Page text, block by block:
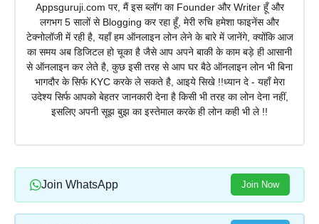
Appsguruji.com पर, मैं इस ब्लॉग का Founder और Writer हूँ और
लगभग 5 सालों से Blogging कर रहा हूँ, मेरी रुचि हमेशा फाइनेंस और
टेक्नोलॉजी में रही है, यहाँ हम ऑनलाइन लोन लेने के बारे में जानेंगे, क्योंकि आज
का समय अब डिजिटल हो चूका है जैसे आप अपने बाकी के काम बड़े ही आसानी
से ऑनलाइन कर लेते है, कुछ इसी तरह से आप घर बैठे ऑनलाइन लोन भी बिना
भागदौर के सिर्फ KYC करके ले सकते है, आइये सिखे !!ध्यान दे - यहाँ मेरा
उदेश्य सिर्फ आपको बेहतर जानकारी देना है किसी भी तरह का लोन देना नहीं,
इसलिए अपनी सूझ बुझ का इस्तेमाल करके ही लोन कही भी ले !!
Join WhatsApp Join Now